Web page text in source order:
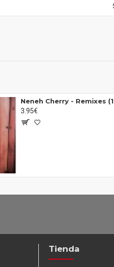
Neneh Cherry ‎- Remixes
3.95€
Tienda